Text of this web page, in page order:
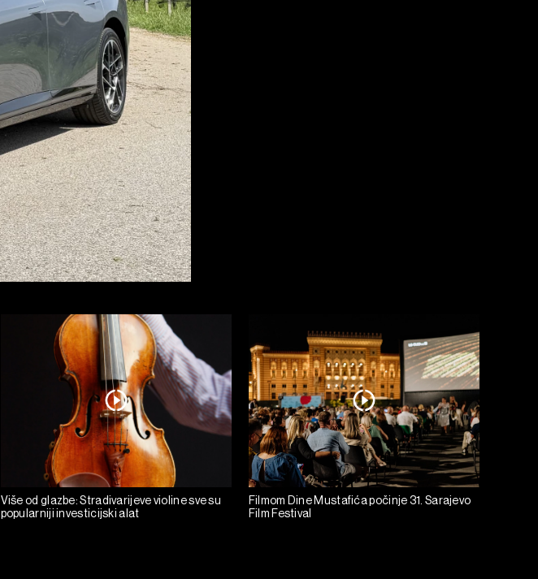
Više od glazbe: Stradivarijeve violine sve su
popularniji investicijski alat
Filmom Dine Mustafića počinje 31. Sarajevo
Film Festival